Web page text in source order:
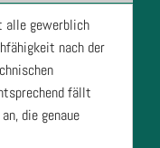
gewerblich
nach der
fällt
die genaue